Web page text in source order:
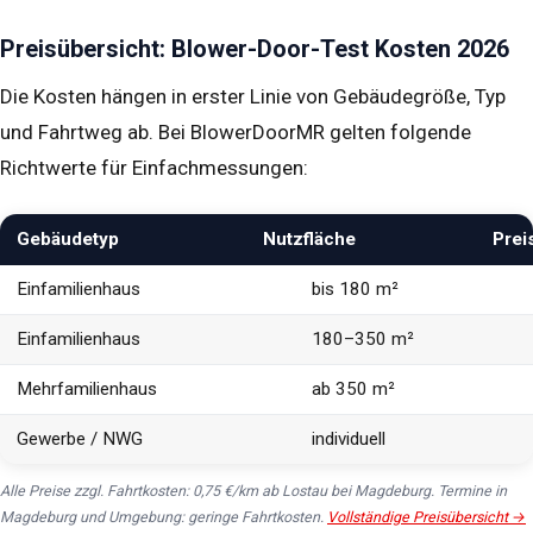
Preisübersicht: Blower-Door-Test Kosten 2026
Die Kosten hängen in erster Linie von Gebäudegröße, Typ
und Fahrtweg ab. Bei BlowerDoorMR gelten folgende
Richtwerte für Einfachmessungen:
Gebäudetyp Nutzfläche
Einfamilienhaus bis 180 m²
Einfamilienhaus 180–350 m²
Mehrfamilienhaus ab 350 m²
Gewerbe / NWG individuell
Alle Preise zzgl. Fahrtkosten: 0,75 €/km ab Lostau bei Magdeburg. Termine in
Magdeburg und Umgebung: geringe Fahrtkosten. Vollständige Preisübersicht →